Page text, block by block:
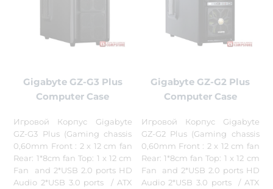
Gigabyte GZ-G3 Plus
Computer Case
Игровой Корпус Gigabyte
GZ-G3 Plus (Gaming chassis
0,60mm Front : 2 x 12 cm fan
Rear: 1*8cm fan Top: 1 x 12 cm
Fan and 2*USB 2.0 ports HD
Audio 2*USB 3.0 ports / ATX
Gigabyte GZ-G2 Plus
Computer Case
Игровой Корпус Gigabyte
GZ-G2 Plus (Gaming chassis
0,60mm Front : 2 x 12 cm fan
Rear: 1*8cm fan Top: 1 x 12 cm
Fan and 2*USB 2.0 ports HD
Audio 2*USB 3.0 ports / ATX